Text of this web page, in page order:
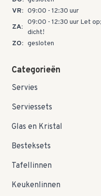
VR: 09:00 - 12:30 uur
ZA:
09:00 - 12:30 uur Let
dicht!
ZO: gesloten
Categorieën
Servies
Serviessets
Glas en Kristal
Besteksets
Tafellinnen
Keukenlinnen